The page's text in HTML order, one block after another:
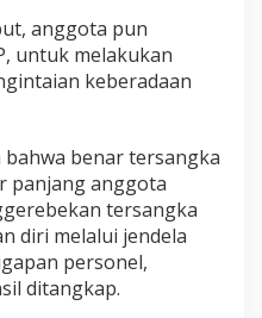
M
u
s
i
w
a
s
anggota pun
untuk melakukan
keberadaan
bahwa benar tersangka
panjang anggota
tersangka
diri melalui jendela
personel,
ditangkap.